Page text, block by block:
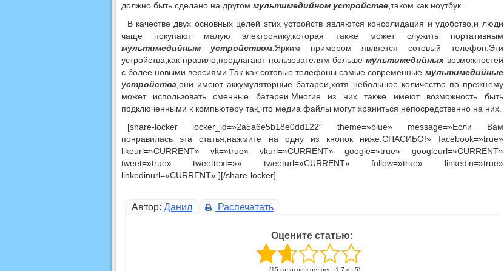
должно быть сделано на другом мультимедийном устройстве,таком как ноутбук.
В качестве двух основных целей этих устройств являются консолидация и удобство,и люди
чаще покупают малую электронику,которая также может служить портативным
мультимедийным устройством .Ярким примером является сотовый телефон.Эти
устройства,как правило,предлагают пользователям больше мультимедийных возможностей
с более новыми версиями.Так как сотовые телефоны,самые современные мультимедийные
устройства ,они имеют аккумуляторные батареи,хотя небольшое количество по прежнему
может использовать сменные батареи.Многие из них также имеют возможность быть
подключенными к компьютеру так,что медиа файлы могут храниться непосредственно на них.
[share-locker locker_id=»2a5a6e5b18e0dd122″ theme=»blue» message=»Если Вам
понравилась эта статья,нажмите на одну из кнопок ниже.СПАСИБО!» facebook=»true»
likeurl=»CURRENT» vk=»true» vkurl=»CURRENT» google=»true» googleurl=»CURRENT»
tweet=»true» tweettext=»» tweeturl=»CURRENT» follow=»true» linkedin=»true»
linkedinurl=»CURRENT» ][/share-locker]
Автор: Данил Распечатать
Оцените статью:
(15 голосов, среднее: 1.7 из 5)